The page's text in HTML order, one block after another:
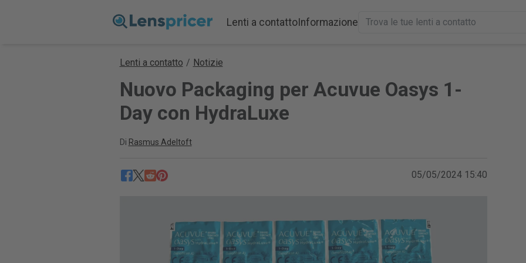
Lenti a contattoInformazione
Lenti a contatto / Notizie
Nuovo Packaging per Acuvue Oasys 1-
Day con HydraLuxe
Di Rasmus Adeltoft
05/05/2024 15:40